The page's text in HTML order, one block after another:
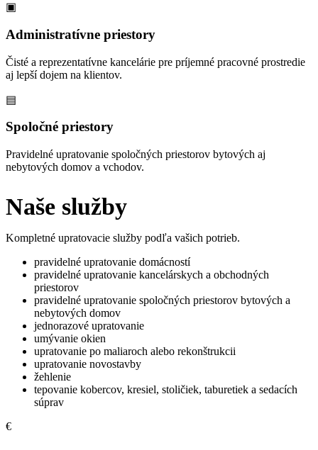
▣
Administratívne priestory
Čisté a reprezentatívne kancelárie pre príjemné pracovné prostredie
aj lepší dojem na klientov.
▤
Spoločné priestory
Pravidelné upratovanie spoločných priestorov bytových aj
nebytových domov a vchodov.
Naše služby
Kompletné upratovacie služby podľa vašich potrieb.
pravidelné upratovanie domácností
pravidelné upratovanie kancelárskych a obchodných
priestorov
pravidelné upratovanie spoločných priestorov bytových a
nebytových domov
jednorazové upratovanie
umývanie okien
upratovanie po maliaroch alebo rekonštrukcii
upratovanie novostavby
žehlenie
tepovanie kobercov, kresiel, stoličiek, taburetiek a sedacích
súprav
€